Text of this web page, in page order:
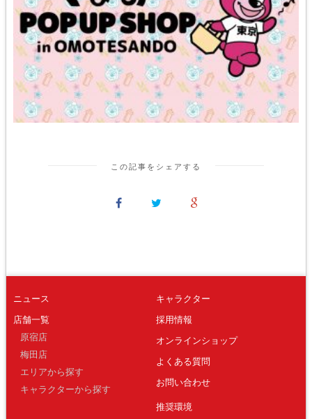
この記事をシェアする
ニュース
店舗一覧
原宿店
梅田店
エリアから探す
キャラクターから探す
キャラクター
採用情報
オンラインショップ
よくある質問
お問い合わせ
推奨環境